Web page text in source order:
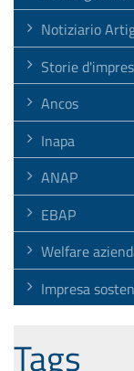
Storie
Ancos
Inapa
ANAP
EBAP
Welfare
Impresa
Tags
autotrasporto